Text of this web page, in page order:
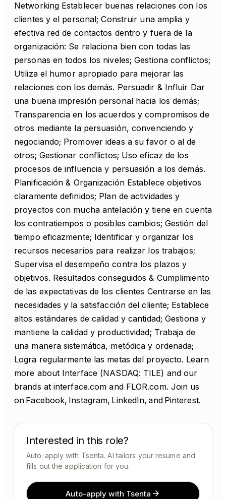
Networking Establecer buenas relaciones con los
clientes y el personal; Construir una amplia y
efectiva red de contactos dentro y fuera de la
organización: Se relaciona bien con todas las
personas en todos los niveles; Gestiona conflictos;
Utiliza el humor apropiado para mejorar las
relaciones con los demás. Persuadir & Influir Dar
una buena impresión personal hacia los demás;
Transparencia en los acuerdos y compromisos de
otros mediante la persuasión, convenciendo y
negociando; Promover ideas a su favor o al de
otros; Gestionar conflictos; Uso eficaz de los
procesos de influencia y persuasión a los demás.
Planificación & Organización Establece objetivos
claramente definidos; Plan de actividades y
proyectos con mucha antelación y tiene en cuenta
los contratiempos o posibles cambios; Gestión del
tiempo eficazmente; Identificar y organizar los
recursos necesarios para realizar los trabajos;
Supervisa el desempeño contra los plazos y
objetivos. Resultados conseguidos & Cumplimiento
de las expectativas de los clientes Centrarse en las
necesidades y la satisfacción del cliente; Establece
altos estándares de calidad y cantidad; Gestiona y
mantiene la calidad y productividad; Trabaja de
una manera sistemática, metódica y ordenada;
Logra regularmente las metas del proyecto. Learn
more about Interface (NASDAQ: TILE) and our
brands at interface.com and FLOR.com. Join us
on Facebook, Instagram, LinkedIn, and Pinterest.
Interested in this role?
Auto-apply with Tsenta. AI tailors your resume and
fills out the application for you.
Auto-apply with Tsenta